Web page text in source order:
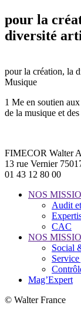
pour la
diversité
pour la création, la
Musique
1 Me en soutien
de la musique et
FIMECOR Walter
13 rue Vernier
01 43 12 80 00
NOS
Audit
CAC
NOS
Social
Mag’Expert
© Walter France